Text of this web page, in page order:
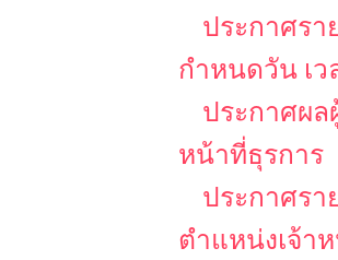
ประกาศรา
กำหนดวัน เว
ประกาศผล
หน้าที่ธุรการ
ประกาศรา
ตำแหน่งเจ้า